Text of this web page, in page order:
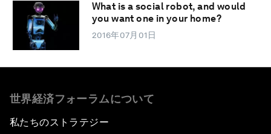
What is a social robot, and would
you want one in your home?
2016年07月01日
世界経済フォーラムについて
私たちのストラテジー